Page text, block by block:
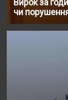
Вирок за
чи